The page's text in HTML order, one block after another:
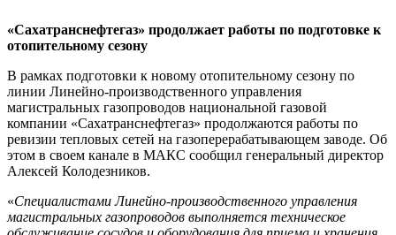
«Сахатранснефтегаз» продолжает работы по подготовке к
отопительному сезону
В рамках подготовки к новому отопительному сезону по
линии Линейно-производственного управления
магистральных газопроводов национальной газовой
компании «Сахатранснефтегаз» продолжаются работы по
ревизии тепловых сетей на газоперерабатывающем заводе. Об
этом в своем канале в МАКС сообщил генеральный директор
Алексей Колодезников.
«Специалистами Линейно-производственного управления
магистральных газопроводов выполняется техническое